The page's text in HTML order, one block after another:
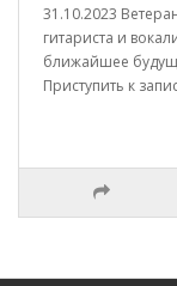
31.10.2023
гитариста и
ближайшее
Приступить к